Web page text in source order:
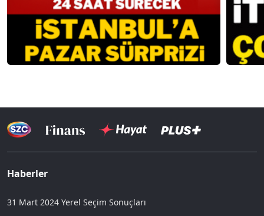
Haberler
31 Mart 2024 Yerel Seçim Sonuçları